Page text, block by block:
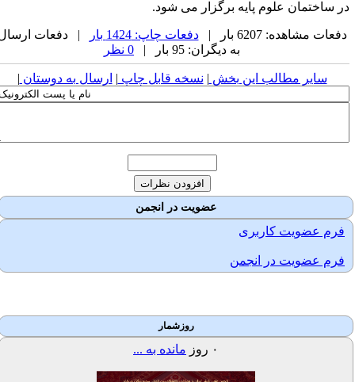
ساختمان علوم پایه برگزار می شود.
مشاهده: 6207 بار | دفعات چاپ: 1424 بار
| دفعات ارسال
به دیگران: 95 بار |
سایر مطالب این بخش | نسخه قابل چاپ| ارسال به دوستان|
عضویت در انجمن
فرم عضویت کاربری
فرم عضویت در انجمن
روزشمار
روزمانده به ...